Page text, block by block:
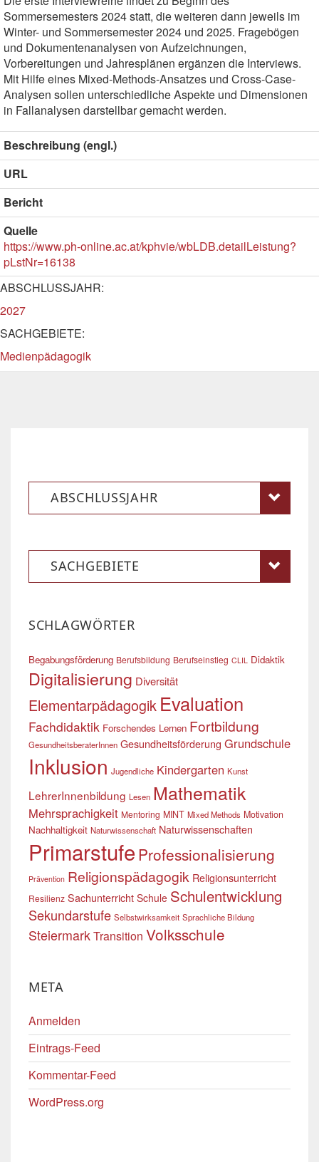
Sommersemesters 2024 statt, die weiteren dann jeweils im
Winter- und Sommersemester 2024 und 2025. Fragebögen
und Dokumentenanalysen von Aufzeichnungen,
Vorbereitungen und Jahresplänen ergänzen die Interviews.
Mit Hilfe eines Mixed-Methods-Ansatzes und Cross-Case-
Analysen sollen unterschiedliche Aspekte und Dimensionen
in Fallanalysen darstellbar gemacht werden.
Beschreibung (engl.)
URL
Bericht
Quelle
https://www.ph-online.ac.at/kphvie/wbLDB.detailLeistung?
pLstNr=16138
ABSCHLUSSJAHR:
2027
SACHGEBIETE:
Medienpädagogik
ABSCHLUSSJAHR
SACHGEBIETE
SCHLAGWÖRTER
Begabungsförderung Berufsbildung Berufseinstieg CLIL Didaktik
Digitalisierung Diversität
Elementarpädagogik Evaluation
Fachdidaktik Forschendes Lernen Fortbildung
GesundheitsberaterInnen Gesundheitsförderung Grundschule
Inklusion Jugendliche Kindergarten Kunst
LehrerInnenbildung Lesen Mathematik
Mehrsprachigkeit Mentoring MINT Mixed Methods Motivation
Nachhaltigkeit Naturwissenschaft Naturwissenschaften
Primarstufe Professionalisierung
Prävention Religionspädagogik Religionsunterricht
Resilienz Sachunterricht Schule Schulentwicklung
Sekundarstufe Selbstwirksamkeit Sprachliche Bildung
SteiermarkTransition Volksschule
META
Anmelden
Eintrags-Feed
Kommentar-Feed
WordPress.org